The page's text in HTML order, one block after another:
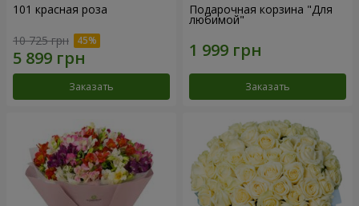
101 красная роза
10 725 грн
Заказать
Подарочная корзина "Для
любимой"
Заказать